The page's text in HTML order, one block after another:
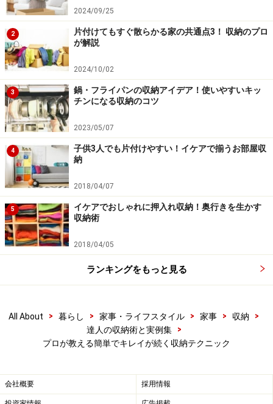
もいい方法です。
洋菓子の空き缶を再利用。手前の缶ごと取り出せば、背後の
本が手に取れる。100均のプラカゴを使ってもいい
テーブルやソファの近くに本を待機させたいときには、持ち
手付きのカゴに入れてひとまとめにしておくといい
読みかけて、そのままになっている本はありませんか？
期待した内容と違っていたりすると、二度と読まないと
いう可能性が大きいです。本を読んで良かったと思える
のは、中身の1パーセントだとか。最初から最後まで読
み倒さなくてもいい本があるようです。読みかけの本は
新しいうちに手放しましょう。
細かいモノには片付けステーションを
服やカバンが散らかっていると、目につきやすくて気に
なるので、片付けるときには優先的に扱うことが多いは
ず。それとは逆に後回しになりやすいのが、鍵や腕時
ポケットから出したときなど、気軽にちょい置きをして
そのままになるのです。「どうせまた使うから」という
2024/09/25
2
片付けてもすぐ散らかる家の共通点3！ 収納のプロ
が解説
2024/10/02
3
鍋・フライパンの収納アイデア！使いやすいキッ
チンになる収納のコツ
2023/05/07
4
子供3人でも片付けやすい！イケアで揃うお部屋収
納
2018/04/07
5
イケアでおしゃれに押入れ収納！奥行きを生かす
収納術
2018/04/05
ランキングをもっと見る
All About > 暮らし > 家事・ライフスタイル > 家事 > 収納
>
達人の収納術と実例集
>
プロが教える簡単でキレイが続く収納テクニック
会社概要 採用情報